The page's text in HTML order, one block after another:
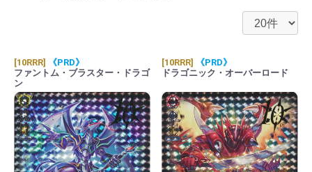
[10RRR]
《PRD》
ファントム・ブラスター・ドラゴ
ン
[10RRR]
《PRD》
ドラゴニック・オーバーロード